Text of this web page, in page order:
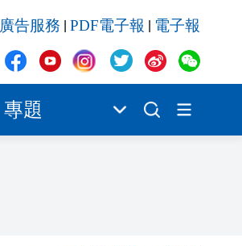
廣告服務 PDF電子報 電子報
專題